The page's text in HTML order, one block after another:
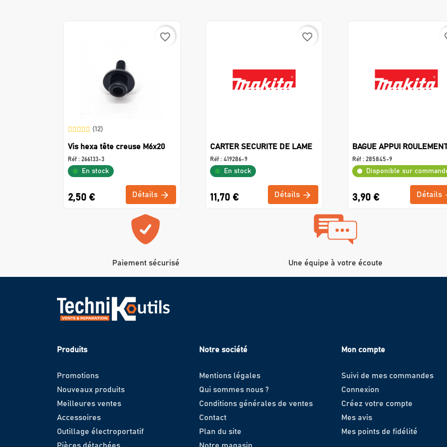
favorite_border
(12)
Vis hexa tête creuse M6x20
Réf : 266133-3
En stock
2,50 € Détails
favorite_border
CARTER SECURITE DE LAME
Réf : 419286-9
En stock
11,70 € Détails
BAGUE APPUI
Réf : 285845-9
Disponible sur
3,90 € Détails
Paiement sécurisé Une équipe à votre écoute
Produits
Promotions
Nouveaux produits
Meilleures ventes
Accessoires
Outillage électroportatif
Pièces détachées
Notre société
Mentions légales
Qui sommes nous ?
Conditions générales de ventes
Contact
Plan du site
Notre magasin
Mon compte
Suivi de mes commandes
Connexion
Créez votre compte
Mes avis
Mes points de fidélité